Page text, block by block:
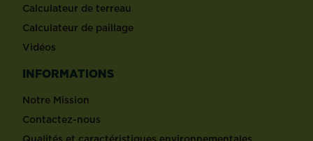
Calculateur de terreau
Calculateur de paillage
Vidéos
INFORMATIONS
Notre Mission
Contactez-nous